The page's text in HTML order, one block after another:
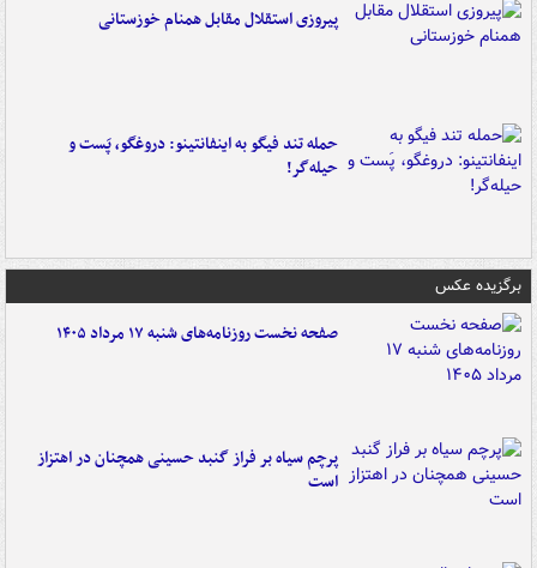
پیروزی استقلال مقابل همنام خوزستانی
حمله تند فیگو به اینفانتینو: دروغگو، پَست‌ و
حیله‌گر!
برگزیده عکس
صفحه نخست روزنامه‌های شنبه ۱۷ مرداد ۱۴۰۵
پرچم سیاه بر فراز گنبد حسینی همچنان در اهتزاز
است